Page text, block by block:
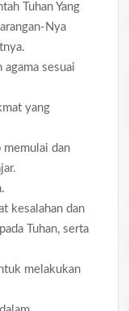
Tuhan Yang
Nya
sesuai
yang
memulai dan
kesalahan dan
Tuhan, serta
melakukan